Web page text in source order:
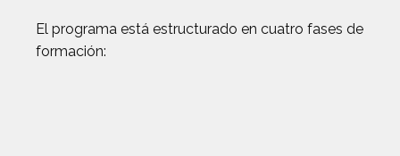
El programa está estructurado en cuatro fases de
formación: